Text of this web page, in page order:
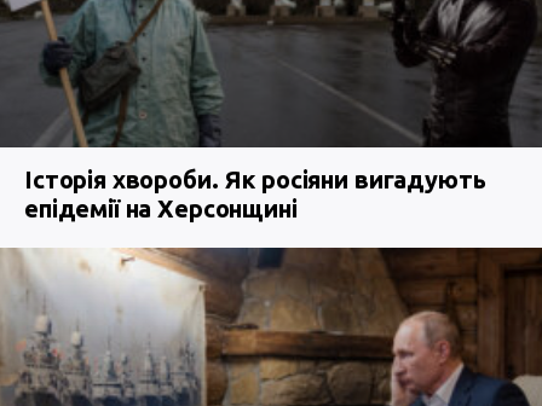
Історія хвороби. Як росіяни вигадують
епідемії на Херсонщині